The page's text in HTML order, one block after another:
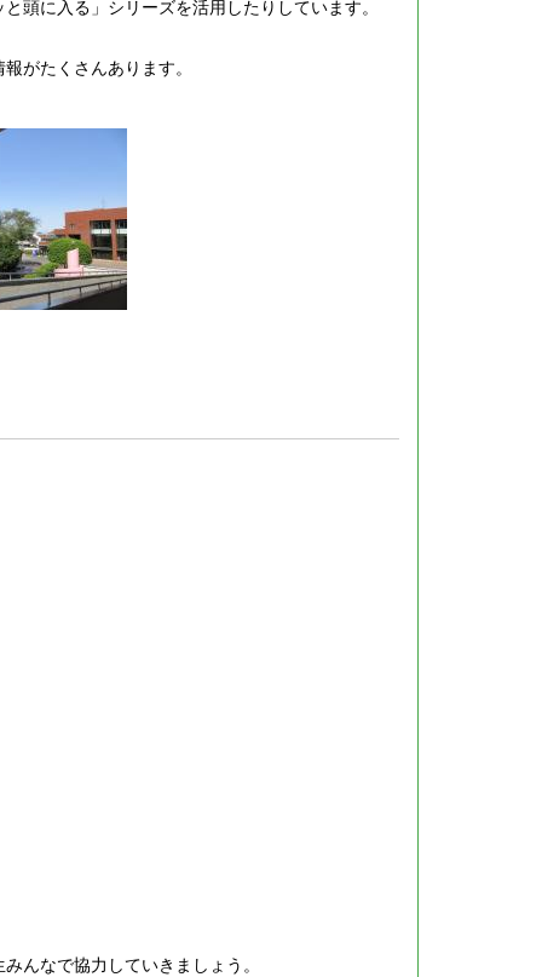
頭に入る」シリーズを活用したりしています。
がたくさんあります。
んなで協力していきましょう。